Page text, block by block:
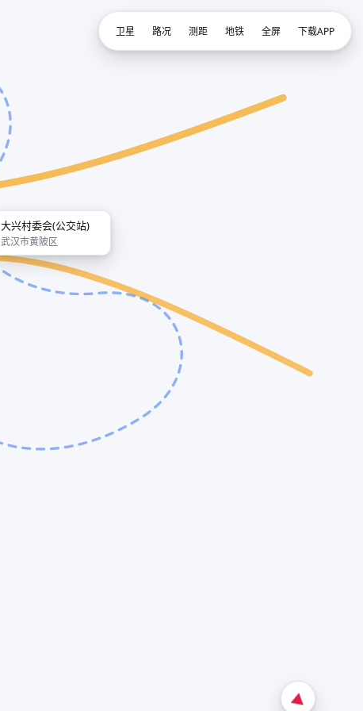
大兴村委会(公交站)
武汉市黄陂区
卫星 路况 测距 地铁 全屏 下载APP